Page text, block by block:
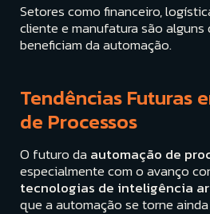
Setores como financeiro,
cliente e manufatura são alguns
beneficiam da automação.
Tendências Futuras
de Processos
O futuro da automação de
especialmente com o avanço
tecnologias de inteligência
que a automação se torne